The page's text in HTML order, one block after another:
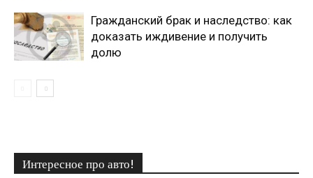
Гражданский брак и наследство: как
доказать иждивение и получить
долю
Интересное про авто!